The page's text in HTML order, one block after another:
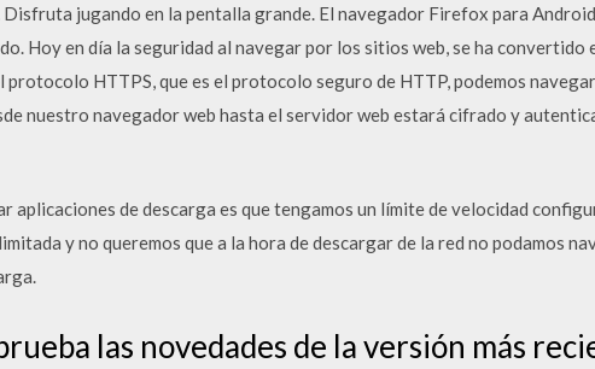
Disfruta jugando en la pentalla grande. El navegador Firefox para
Hoy en día la seguridad al navegar por los sitios web, se ha convertido
protocolo HTTPS, que es el protocolo seguro de HTTP, podemos
nuestro navegador web hasta el servidor web estará cifrado y
aplicaciones de descarga es que tengamos un límite de velocidad
y no queremos que a la hora de descargar de la red no podamos
las novedades de la versión más